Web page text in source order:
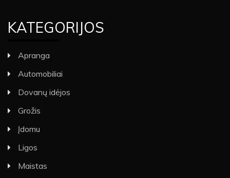
KATEGORIJOS
Apranga
Automobiliai
Dovanų idėjos
Grožis
Įdomu
Ligos
Maistas